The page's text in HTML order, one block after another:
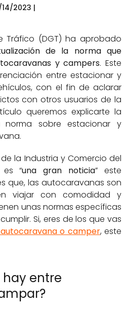
2023 |
Tráfico (DGT) ha aprobado
de la norma que
y campers. Este
entre estacionar y
con el fin de aclarar
con otros usuarios de la
queremos explicarte la
sobre estacionar y
la Industria y Comercio del
es “una gran noticia” este
que, las autocaravanas son
viajar con comodidad y
unas normas específicas
Si, eres de los que vas
o camper, este
hay entre